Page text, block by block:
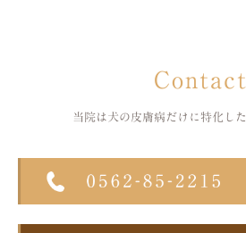
Contact
当院は犬の皮膚病だけに特化した